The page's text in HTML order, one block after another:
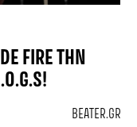
FIRE ΤΗΝ
BEATER.GR